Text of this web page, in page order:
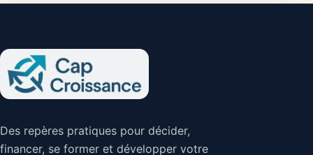
Des repères pratiques pour décider,
financer, se former et développer votre